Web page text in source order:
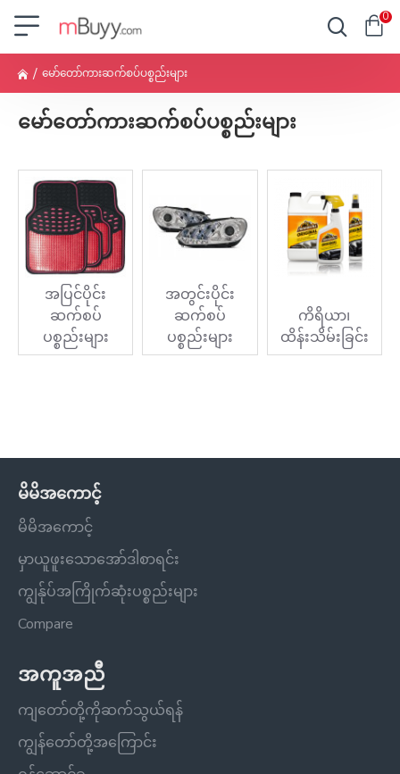
0
မော်တော်ကားဆက်စပ်ပစ္စည်းများ
မော်တော်ကားဆက်စပ်ပစ္စည်းများ
အပြင်ပိုင်း
ဆက်စပ်
ပစ္စည်းများ
အတွင်းပိုင်း
ဆက်စပ်
ပစ္စည်းများ
ကိရိယာ၊
ထိန်းသိမ်းခြင်း
မိမိအကောင့်
မိမိအကောင့်
မှာယူဖူးသောအော်ဒါစာရင်း
ကျွန်ုပ်အကြိုက်ဆုံးပစ္စည်းများ
Compare
အကူအညီ
ကျတော်တို့ကိုဆက်သွယ်ရန်
ကျွန်တော်တို့အကြောင်း